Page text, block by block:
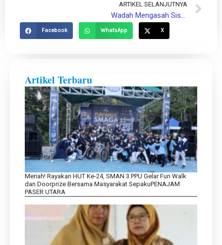
ARTIKEL SELANJUTNYA
Wadah Mengasah Siswa Potensial
Facebook WhatsApp X
Artikel Terbaru
Meriah! Rayakan HUT Ke-24, SMAN 3 PPU Gelar Fun Walk
dan Doorprize Bersama Masyarakat SepakuPENAJAM
PASER UTARA